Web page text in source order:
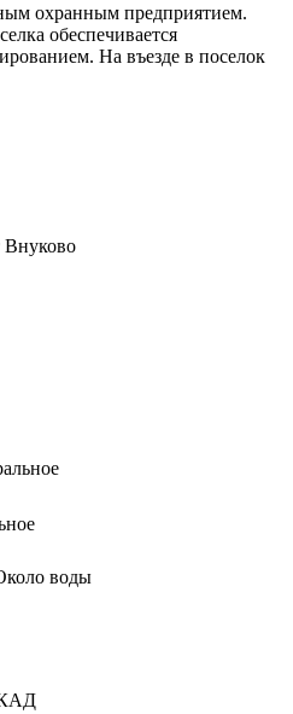
охранным предприятием.
обеспечивается
На въезде в поселок
Внуково
воды